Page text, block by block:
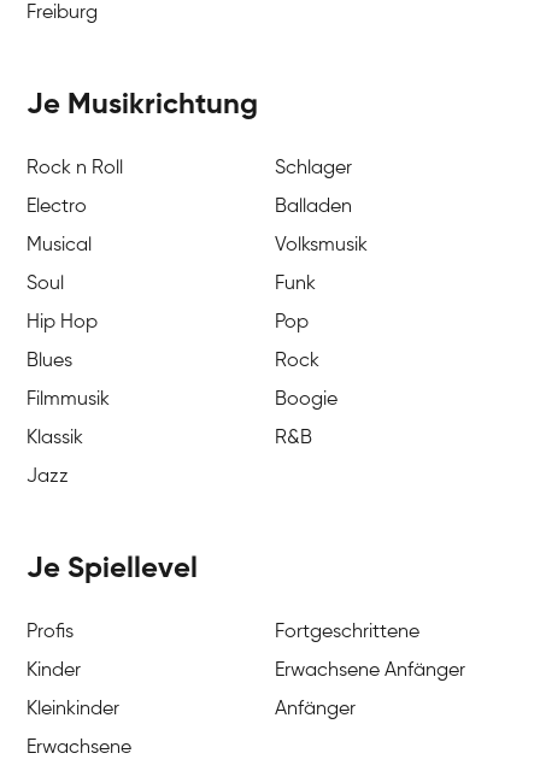
Freiburg
Je Musikrichtung
Rock n Roll
Schlager
Electro
Balladen
Musical
Volksmusik
Soul
Funk
Hip Hop
Pop
Blues
Rock
Filmmusik
Boogie
Klassik
R&B
Jazz
Je Spiellevel
Profis
Fortgeschrittene
Kinder
Erwachsene Anfänger
Kleinkinder
Anfänger
Erwachsene